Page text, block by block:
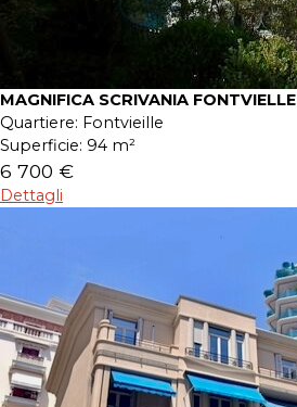
MAGNIFICA SCRIVANIA FONTVIELLE
Quartiere: Fontvieille
Superficie: 94 m²
6 700 €
Dettagli